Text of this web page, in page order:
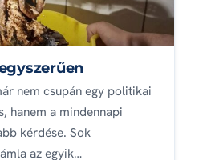
nem csupán egy politikai
hanem a mindennapi
kérdése. Sok
az egyik…